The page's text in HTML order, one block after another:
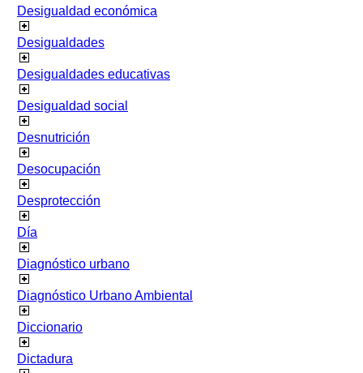
Desigualdad económica
Desigualdades
Desigualdades educativas
Desigualdad social
Desnutrición
Desocupación
Desprotección
Día
Diagnóstico urbano
Diagnóstico Urbano Ambiental
Diccionario
Dictadura